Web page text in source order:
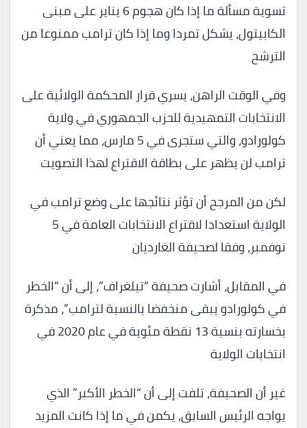
تسوية مسألة ما إذا كان هجوم 6 يناير على مبنى
الكابيتول، يشكل تمردا وما إذا كان ترامب ممنوعا من
الترشح
وفي الوقت الراهن، يسري قرار المحكمة الولائية على
الانتخابات التمهيدية للحزب الجمهوري في ولاية
كولورادو، والتي ستجرى في 5 مارس، مما يعني أن
ترامب لن يظهر على بطاقة الاقتراع لهذا التصويت
لكن من المرجح أن تؤثر نتائجها على وضع ترامب في
الولاية استعدادا لاقتراع الانتخابات العامة في 5
نوفمبر، وفقا لصحيفة الغارديان
في المقابل، أشارت صحيفة “تيلغراف”، إلى أن “الخطر
في كولورادو يبقى منخفضا بالنسبة لترامب”، مذكرة
بخسارته بنسبة 13 نقطة مئوية في عام 2020 في
انتخابات الولاية
غير أن الصحيفة، تلفت إلى أن “الخطر الأكبر” الذي
يواجه الرئيس السابق، يكمن في ما إذا كانت المزيد